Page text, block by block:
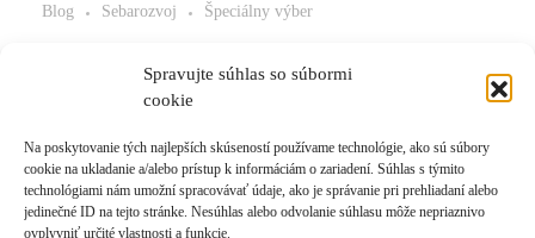
Spravujte súhlas so súbormi
cookie
Na poskytovanie tých najlepších skúseností používame technológie, ako sú súbory
cookie na ukladanie a/alebo prístup k informáciám o zariadení. Súhlas s týmito
technológiami nám umožní spracovávať údaje, ako je správanie pri prehliadaní alebo
jedinečné ID na tejto stránke. Nesúhlas alebo odvolanie súhlasu môže nepriaznivo
ovplyvniť určité vlastnosti a funkcie.
Blog
Sebarozvoj Špeciálny výber
Odpútajte sa od minulosti ešte dnes!
Read More